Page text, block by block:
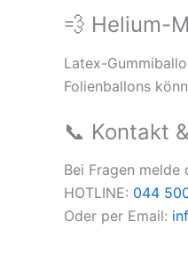
💨 Helium-
Latex-
Folienballons
📞 Kontakt
Bei Fragen
HOTLINE: 044
Oder per Email: